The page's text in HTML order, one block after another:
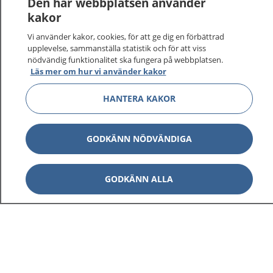
På 1177.se får du råd om hälsa och information om
sjukdomar och vilka mottagningar du kan kontakta.
Logga in för att läsa din journal och göra dina
vårdärenden. Ring telefonnummer 1177 för
sjukvårdsrådgivning dygnet runt.
1177 ger dig råd när du vill må bättre.
1177 på flera språk Visa
kakor
Vi använder kakor, cookies, för att ge dig en förbättrad
upplevelse, sammanställa statistik och för att viss
nödvändig funktionalitet ska fungera på webbplatsen.
Läs mer om hur vi använder kakor
HANTERA KAKOR
GODKÄNN NÖDVÄNDIGA
GODKÄNN ALLA